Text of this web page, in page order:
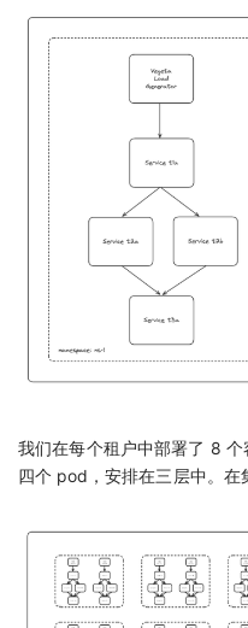
我们在每个租户中部署了 8 个
四个 pod，安排在三层中。在